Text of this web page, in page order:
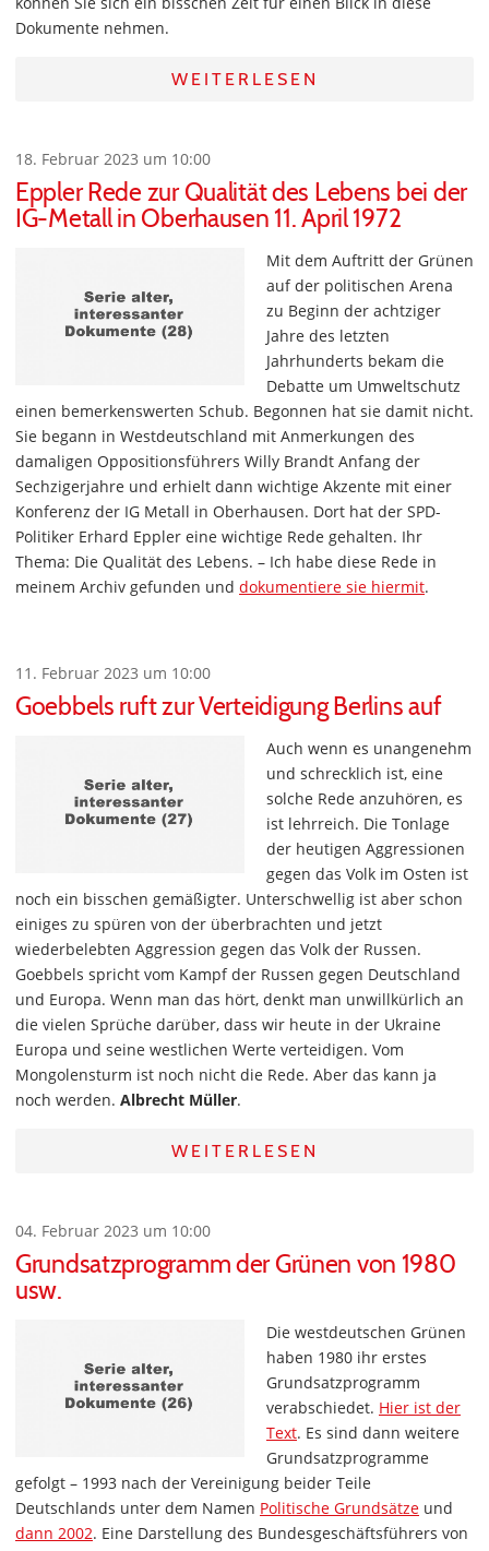
Dokumente nehmen.
WEITERLESEN
18. Februar 2023 um 10:00
Eppler Rede zur Qualität des Lebens bei der
IG-Metall in Oberhausen 11. April 1972
Mit dem Auftritt der Grünen
auf der politischen Arena
zu Beginn der achtziger
Jahre des letzten
Jahrhunderts bekam die
Debatte um Umweltschutz
einen bemerkenswerten Schub. Begonnen hat sie damit nicht.
Sie begann in Westdeutschland mit Anmerkungen des
damaligen Oppositionsführers Willy Brandt Anfang der
Sechzigerjahre und erhielt dann wichtige Akzente mit einer
Konferenz der IG Metall in Oberhausen. Dort hat der SPD-
Politiker Erhard Eppler eine wichtige Rede gehalten. Ihr
Thema: Die Qualität des Lebens. – Ich habe diese Rede in
meinem Archiv gefunden und dokumentiere sie hiermit.
11. Februar 2023 um 10:00
Goebbels ruft zur Verteidigung Berlins auf
Auch wenn es unangenehm
und schrecklich ist, eine
solche Rede anzuhören, es
ist lehrreich. Die Tonlage
der heutigen Aggressionen
gegen das Volk im Osten ist
noch ein bisschen gemäßigter. Unterschwellig ist aber schon
einiges zu spüren von der überbrachten und jetzt
wiederbelebten Aggression gegen das Volk der Russen.
Goebbels spricht vom Kampf der Russen gegen Deutschland
und Europa. Wenn man das hört, denkt man unwillkürlich an
die vielen Sprüche darüber, dass wir heute in der Ukraine
Europa und seine westlichen Werte verteidigen. Vom
Mongolensturm ist noch nicht die Rede. Aber das kann ja
noch werden. Albrecht Müller.
WEITERLESEN
04. Februar 2023 um 10:00
Grundsatzprogramm der Grünen von 1980
usw.
Die westdeutschen Grünen
haben 1980 ihr erstes
Grundsatzprogramm
verabschiedet. Hier ist der
Text. Es sind dann weitere
Grundsatzprogramme
gefolgt – 1993 nach der Vereinigung beider Teile
Deutschlands unter dem Namen Politische Grundsätze und
dann 2002. Eine Darstellung des Bundesgeschäftsführers von